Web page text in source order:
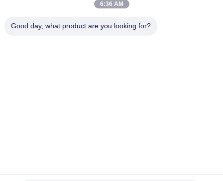
6:36 AM
Good day, what product are you looking for?